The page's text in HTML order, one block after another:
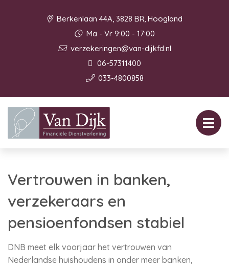
Berkenlaan 44A, 3828 BR, Hoogland
Ma - Vr 9:00 - 17:00
verzekeringen@van-dijkfd.nl
06-57311400
033-4800858
Vertrouwen in banken,
verzekeraars en
pensioenfondsen stabiel
DNB meet elk voorjaar het vertrouwen van
Nederlandse huishoudens in onder meer banken,